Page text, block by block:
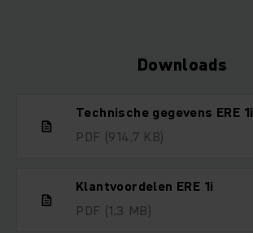
Downloads
Technische gegevens ERE 1i
PDF (914,7 KB)
Klantvoordelen ERE 1i
PDF (1,3 MB)